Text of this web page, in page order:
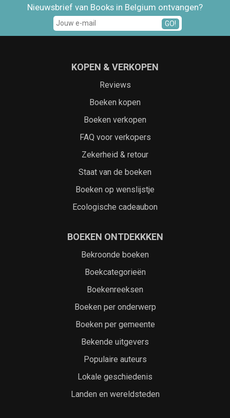
Nieuwsbrief van Books in Belgium ontvangen?
GO!
KOPEN & VERKOPEN
Reviews
Boeken kopen
Boeken verkopen
FAQ voor verkopers
Zekerheid & retour
Staat van de boeken
Boeken op wenslijstje
Ecologische cadeaubon
BOEKEN ONTDEKKKEN
Bekroonde boeken
Boekcategorieën
Boekenreeksen
Boeken per onderwerp
Boeken per gemeente
Bekende uitgevers
Populaire auteurs
Lokale geschiedenis
Landen en wereldsteden